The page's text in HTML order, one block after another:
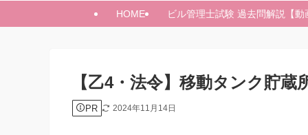
HOME ビル管理士試験 過去問解説【動
【乙4・法令】移動タンク貯蔵
PR 2024年11月14日